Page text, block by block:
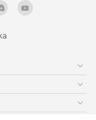
bezpieczeństwa i